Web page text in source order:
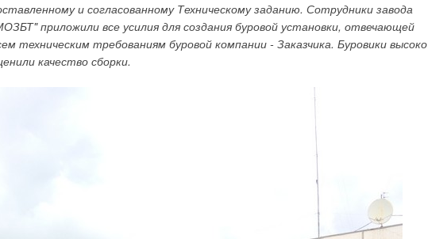
и согласованному Техническому заданию. Сотрудники завода
приложили все усилия для создания буровой установки, отвечающей
техническим требованиям буровой компании - Заказчика. Буровики высоко
качество сборки.